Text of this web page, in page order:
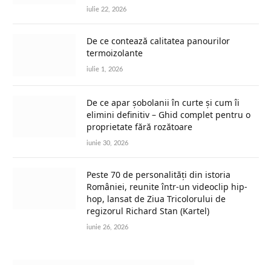
iulie 22, 2026
De ce contează calitatea panourilor
termoizolante
iulie 1, 2026
De ce apar șobolanii în curte și cum îi
elimini definitiv – Ghid complet pentru o
proprietate fără rozătoare
iunie 30, 2026
Peste 70 de personalități din istoria
României, reunite într-un videoclip hip-
hop, lansat de Ziua Tricolorului de
regizorul Richard Stan (Kartel)
iunie 26, 2026